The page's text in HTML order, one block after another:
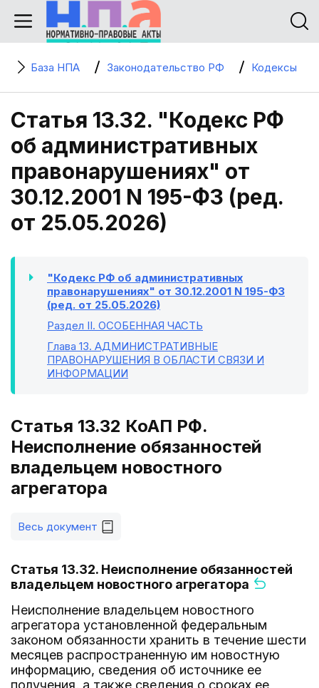
База НПА Законодательство РФ Кодексы
Статья 13.32. "Кодекс РФ
об административных
правонарушениях" от
30.12.2001 N 195-ФЗ (ред.
от 25.05.2026)
"Кодекс РФ об административных
правонарушениях" от 30.12.2001 N 195-ФЗ
(ред. от 25.05.2026)
Раздел II. ОСОБЕННАЯ ЧАСТЬ
Глава 13. АДМИНИСТРАТИВНЫЕ
ПРАВОНАРУШЕНИЯ В ОБЛАСТИ СВЯЗИ И
ИНФОРМАЦИИ
Статья 13.32 КоАП РФ.
Неисполнение обязанностей
владельцем новостного
агрегатора
Весь документ
Статья 13.32. Неисполнение обязанностей
владельцем новостного агрегатора
Неисполнение владельцем новостного
агрегатора установленной федеральным
законом обязанности хранить в течение шести
месяцев распространенную им новостную
информацию, сведения об источнике ее
получения, а также сведения о сроках ее